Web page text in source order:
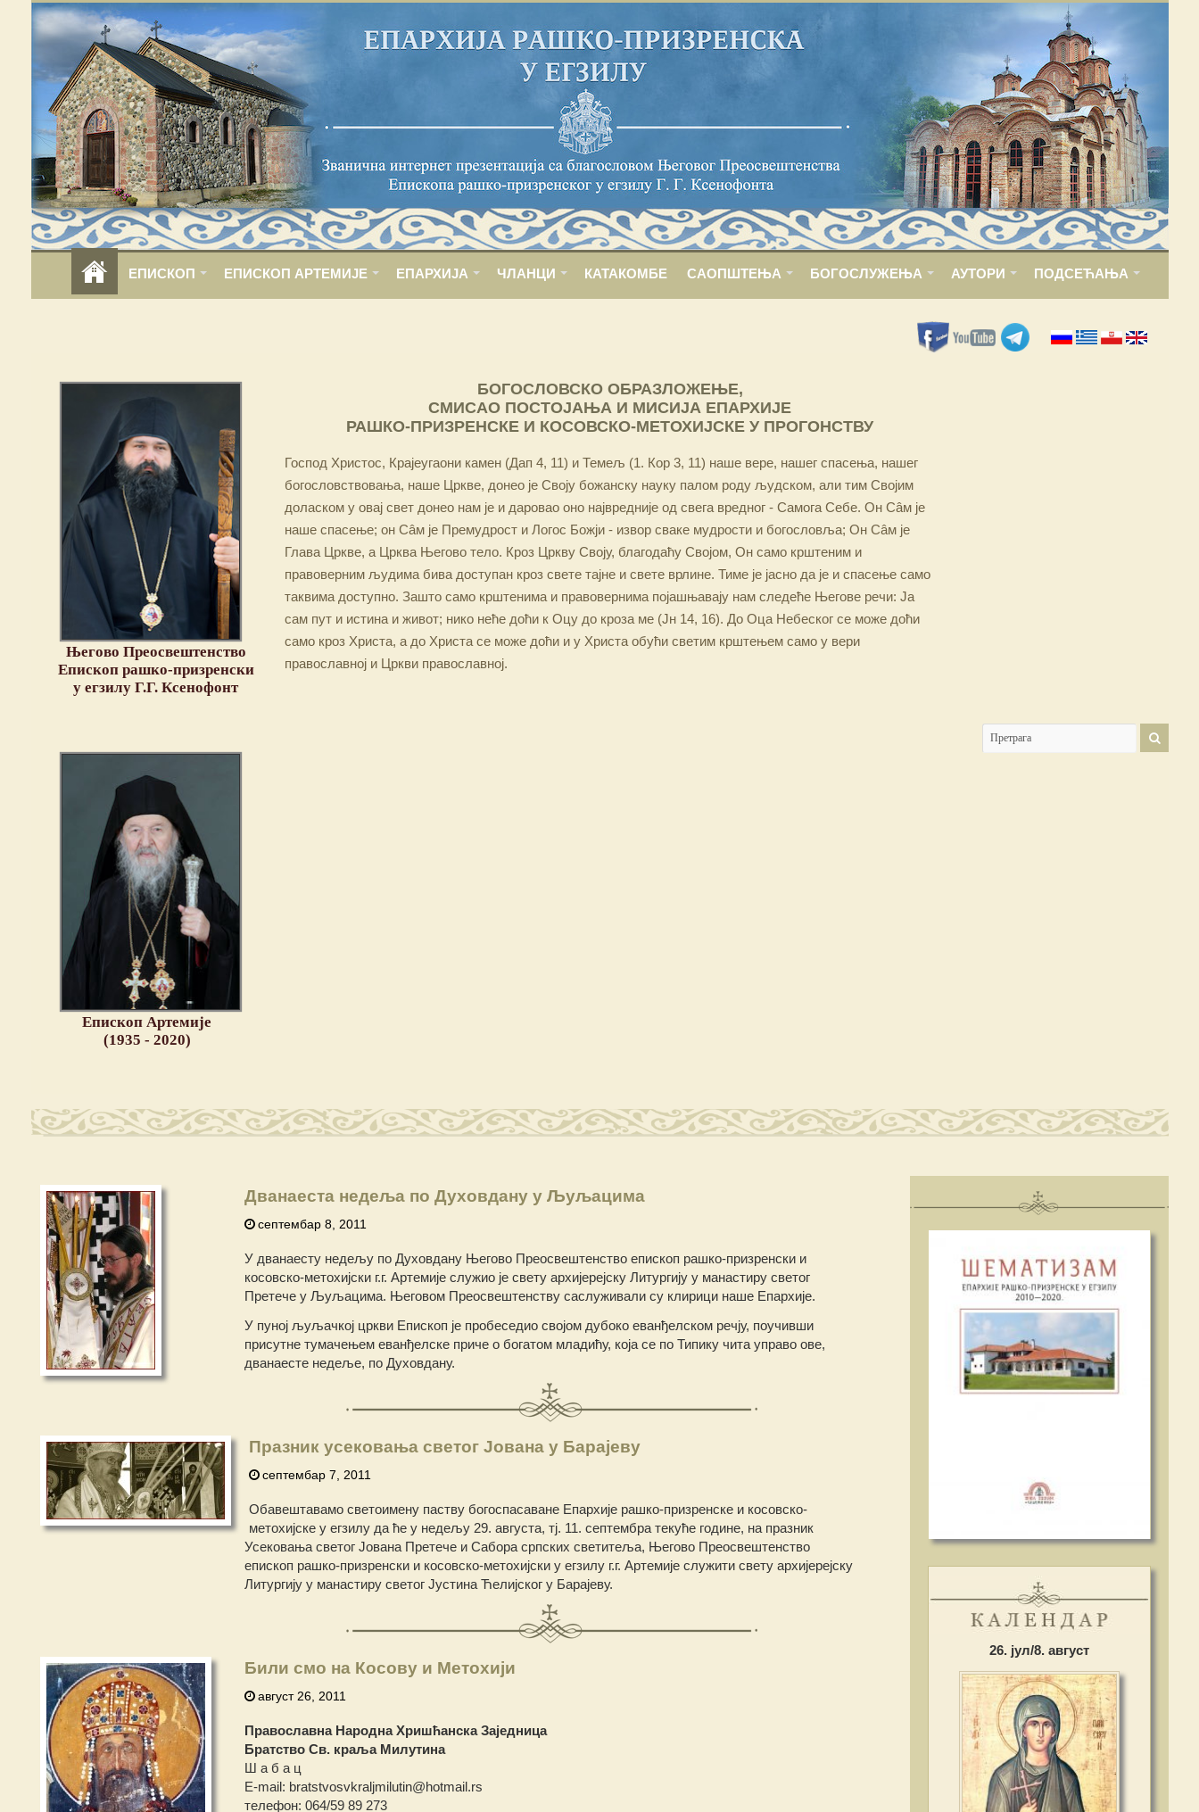
ЕПИСКОП ЕПИСКОП АРТЕМИЈЕ ЕПАРХИЈА ЧЛАНЦИ КАТАКОМБЕ САОПШТЕЊА БОГОСЛУЖЕЊА АУТОРИ ПОДСЕЋАЊА
Његово Преосвештенство
Епископ рашко-призренски
у егзилу Г.Г. Ксенофонт
БОГОСЛОВСКО ОБРАЗЛОЖЕЊЕ,
СМИСАО ПОСТОЈАЊА И МИСИЈА ЕПАРХИЈЕ
РАШКО-ПРИЗРЕНСКЕ И КОСОВСКО-МЕТОХИЈСКЕ У ПРОГОНСТВУ
Господ Христос, Крајеугаони камен (Дап 4, 11) и Темељ (1. Кор 3, 11) наше вере, нашег спасења, нашег
богословствовања, наше Цркве, донео је Своју божанску науку палом роду људском, али тим Својим
доласком у овај свет донео нам је и даровао оно највредније од свега вредног - Самога Себе. Он Сâм је
наше спасење; он Сâм је Премудрост и Логос Божји - извор сваке мудрости и богословља; Он Сâм је
Глава Цркве, а Црква Његово тело. Кроз Цркву Своју, благодаћу Својом, Он само крштеним и
правоверним људима бива доступан кроз свете тајне и свете врлине. Тиме је јасно да је и спасење само
таквима доступно. Зашто само крштенима и правовернима појашњавају нам следеће Његове речи: Ја
сам пут и истина и живот; нико неће доћи к Оцу до кроза ме (Јн 14, 16). До Оца Небеског се може доћи
само кроз Христа, а до Христа се може доћи и у Христа обући светим крштењем само у вери
православној и Цркви православној.
Епископ Артемије
(1935 - 2020)
Дванаеста недеља по Духовдану у Љуљацима
септембар 8, 2011
У дванаесту недељу по Духовдану Његово Преосвештенство епископ рашко-призренски и
косовско-метохијски г.г. Артемије служио је свету архијерејску Литургију у манастиру светог
Претече у Љуљацима. Његовом Преосвештенству саслуживали су клирици наше Епархије.
У пуној љуљачкој цркви Епископ је пробеседио својом дубоко еванђелском речју, поучивши
присутне тумачењем еванђелске приче о богатом младићу, која се по Типику чита управо ове,
дванаесте недеље, по Духовдану.
Празник усековања светог Јована у Барајеву
септембар 7, 2011
Обавештавамо светоимену паству богоспасаване Епархије рашко-призренске и косовско-
метохијске у егзилу да ће у недељу 29. августа, тј. 11. септембра текуће године, на празник
Усековања светог Јована Претече и Сабора српских светитеља, Његово Преосвештенство
епископ рашко-призренски и косовско-метохијски у егзилу г.г. Артемије служити свету архијерејску
Литургију у манастиру светог Јустина Ћелијског у Барајеву.
Били смо на Косову и Метохији
август 26, 2011
Православна Народна Хришћанска Заједница
Братство Св. краља Милутина
Ш а б а ц
Е-mail: bratstvosvkraljmilutin@hotmail.rs
телефон: 064/59 89 273
26. јул/8. август